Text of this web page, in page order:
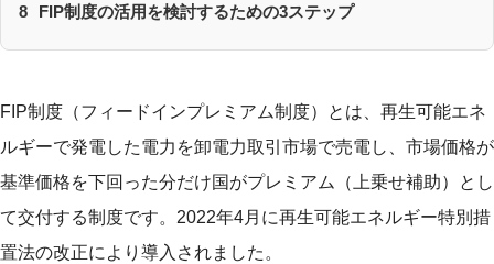
8 FIP制度の活用を検討するための3ステップ
FIP制度（フィードインプレミアム制度）とは、再生可能エネ
ルギーで発電した電力を卸電力取引市場で売電し、市場価格が
基準価格を下回った分だけ国がプレミアム（上乗せ補助）とし
て交付する制度です。2022年4月に再生可能エネルギー特別措
置法の改正により導入されました。